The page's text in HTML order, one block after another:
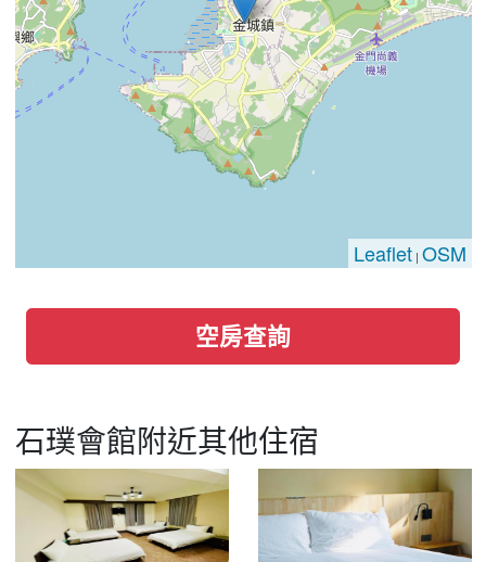
Leaflet| OSM
空房查詢
石璞會館附近其他住宿